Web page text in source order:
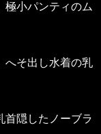
極小パンティのム
へそ出し水着の乳
首隠したノーブラ